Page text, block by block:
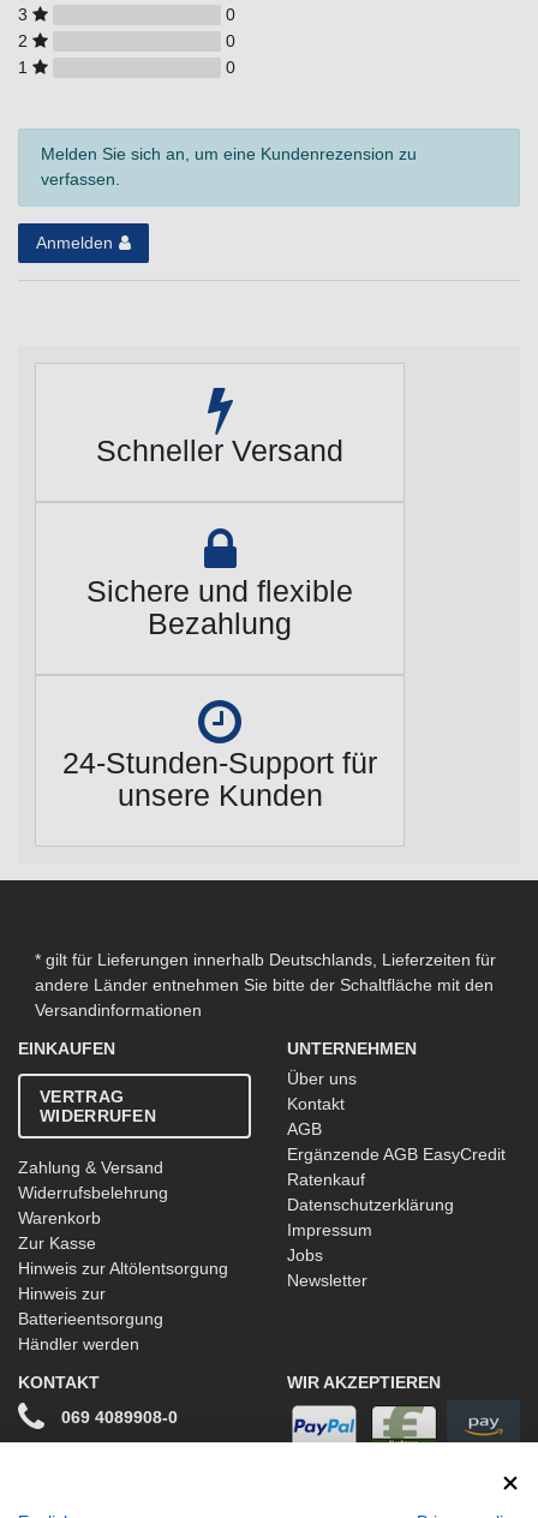
3
0
2
0
1
0
Melden Sie sich an, um eine Kundenrezension zu
verfassen.
Anmelden
Schneller Versand
Sichere und flexible
Bezahlung
24-Stunden-Support für
unsere Kunden
* gilt für Lieferungen innerhalb Deutschlands, Lieferzeiten für
andere Länder entnehmen Sie bitte der Schaltfläche mit den
Versandinformationen
EINKAUFEN
VERTRAG
WIDERRUFEN
Zahlung & Versand
Widerrufsbelehrung
Warenkorb
Zur Kasse
Hinweis zur Altölentsorgung
Hinweis zur
Batterieentsorgung
Händler werden
UNTERNEHMEN
Über uns
Kontakt
AGB
Ergänzende AGB EasyCredit
Ratenkauf
Datenschutzerklärung
Impressum
Jobs
Newsletter
KONTAKT
069 4089908-0
WIR AKZEPTIEREN